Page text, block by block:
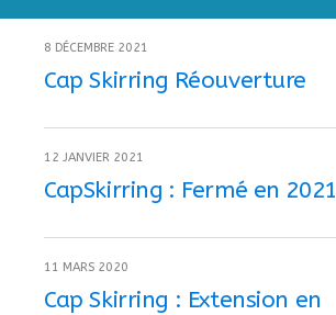
8 DÉCEMBRE 2021
Cap Skirring Réouverture
12 JANVIER 2021
CapSkirring : Fermé en 2021
11 MARS 2020
Cap Skirring : Extension en